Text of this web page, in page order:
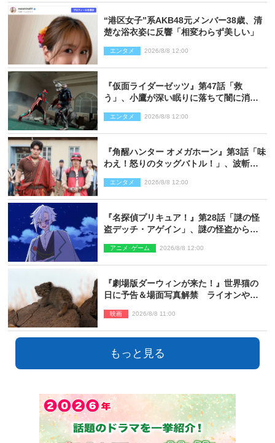
“港区女子”系AKB48元メンバー38歳、清
楚な浴衣姿に反響「相変わらず美しい」
エンタメ 2026/8/8 12:00
『仮面ライダーゼッツ』第47話「救
う」、小鷹が深い眠りに落ちて闇に消え
エンタメ 2026/8/8 12:00
『角醒ハンター オメガホーン』第3話「味
わえ！怒りのタッグバトル！」、波斬の
エンタメ 2026/8/8 12:00
『名探偵プリキュア！』第28話「謎の怪
盗デッチ・アゲイン」、謎の怪盗から不
アニメ･ゲーム 2026/8/8 12:00
『劇場版ダーウィンが来た！』世界猫の
日に予告＆場面写真解禁 ライオンやマ
映画 2026/8/8 11:00
もっと見る